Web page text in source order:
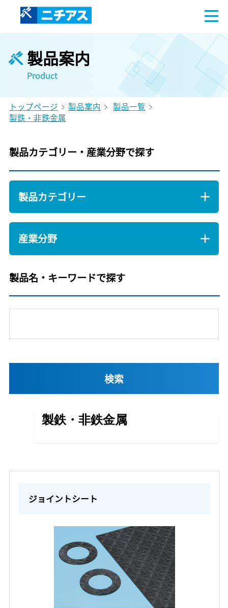
製品案内
Product
トップページ 製品案内
製品一覧
製鉄・非鉄金属
製品カテゴリー・産業分野で探す
製品カテゴリー
産業分野
製品名・キーワードで探す
製鉄・非鉄金属
ジョイントシート